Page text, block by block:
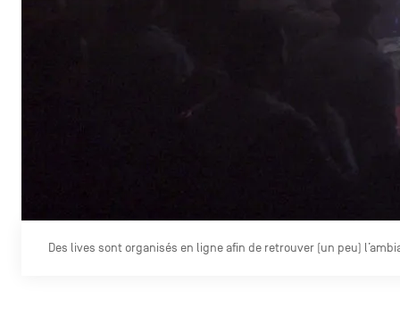
Des lives sont organisés en ligne afin de retrouver (un peu)